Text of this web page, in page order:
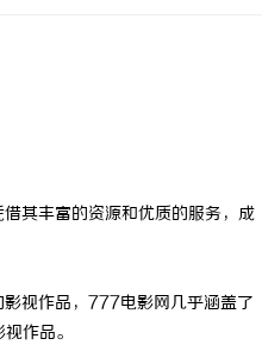
其丰富的资源和优质的服务，成
视作品，777电影网几乎涵盖了
作品。